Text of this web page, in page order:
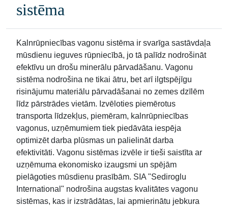
sistēma
Kalnrūpniecības vagonu sistēma ir svarīga sastāvdaļa
mūsdienu ieguves rūpniecībā, jo tā palīdz nodrošināt
efektīvu un drošu minerālu pārvadāšanu. Vagonu
sistēma nodrošina ne tikai ātru, bet arī ilgtspējīgu
risinājumu materiālu pārvadāšanai no zemes dzīlēm
līdz pārstrādes vietām. Izvēloties piemērotus
transporta līdzekļus, piemēram, kalnrūpniecības
vagonus, uzņēmumiem tiek piedāvāta iespēja
optimizēt darba plūsmas un palielināt darba
efektivitāti. Vagonu sistēmas izvēle ir tieši saistīta ar
uzņēmuma ekonomisko izaugsmi un spējām
pielāgoties mūsdienu prasībām. SIA "Sediroglu
International" nodrošina augstas kvalitātes vagonu
sistēmas, kas ir izstrādātas, lai apmierinātu jebkura